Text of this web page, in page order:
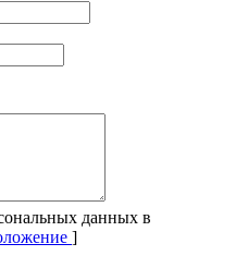
данных в
]